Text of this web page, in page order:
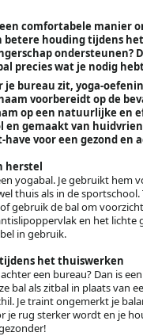
comfortabele manier
betere houding tijdens
ondersteunen?
precies wat je nodig
bureau zit, yoga-
voorbereidt op de
op een natuurlijke en
en gemaakt van
voor een gezond en
herstel
yogabal. Je gebruikt hem
thuis als in de sportschool.
gebruik de bal om
en het lichte
in gebruik.
het thuiswerken
een bureau? Dan is
bal als zitbal in plaats van
Je traint ongemerkt je
je rug sterker wordt en je